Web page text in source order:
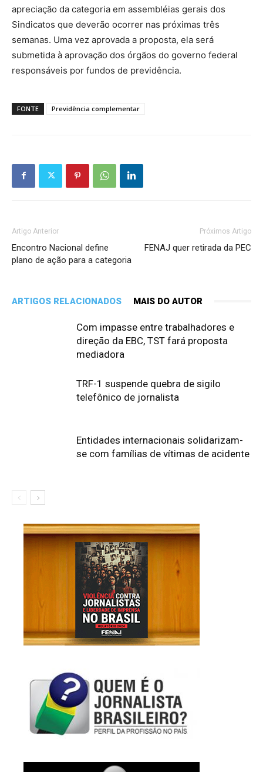
apreciação da categoria em assembléias gerais dos
Sindicatos que deverão ocorrer nas próximas três
semanas. Uma vez aprovada a proposta, ela será
submetida à aprovação dos órgãos do governo federal
responsáveis por fundos de previdência.
FONTE Previdência complementar
Artigo Anterior
Encontro Nacional define
plano de ação para a categoria
Próximos Artigo
FENAJ quer retirada da PEC
ARTIGOS RELACIONADOS MAIS DO AUTOR
Com impasse entre trabalhadores e
direção da EBC, TST fará proposta
mediadora
TRF-1 suspende quebra de sigilo
telefônico de jornalista
Entidades internacionais solidarizam-
se com famílias de vítimas de acidente